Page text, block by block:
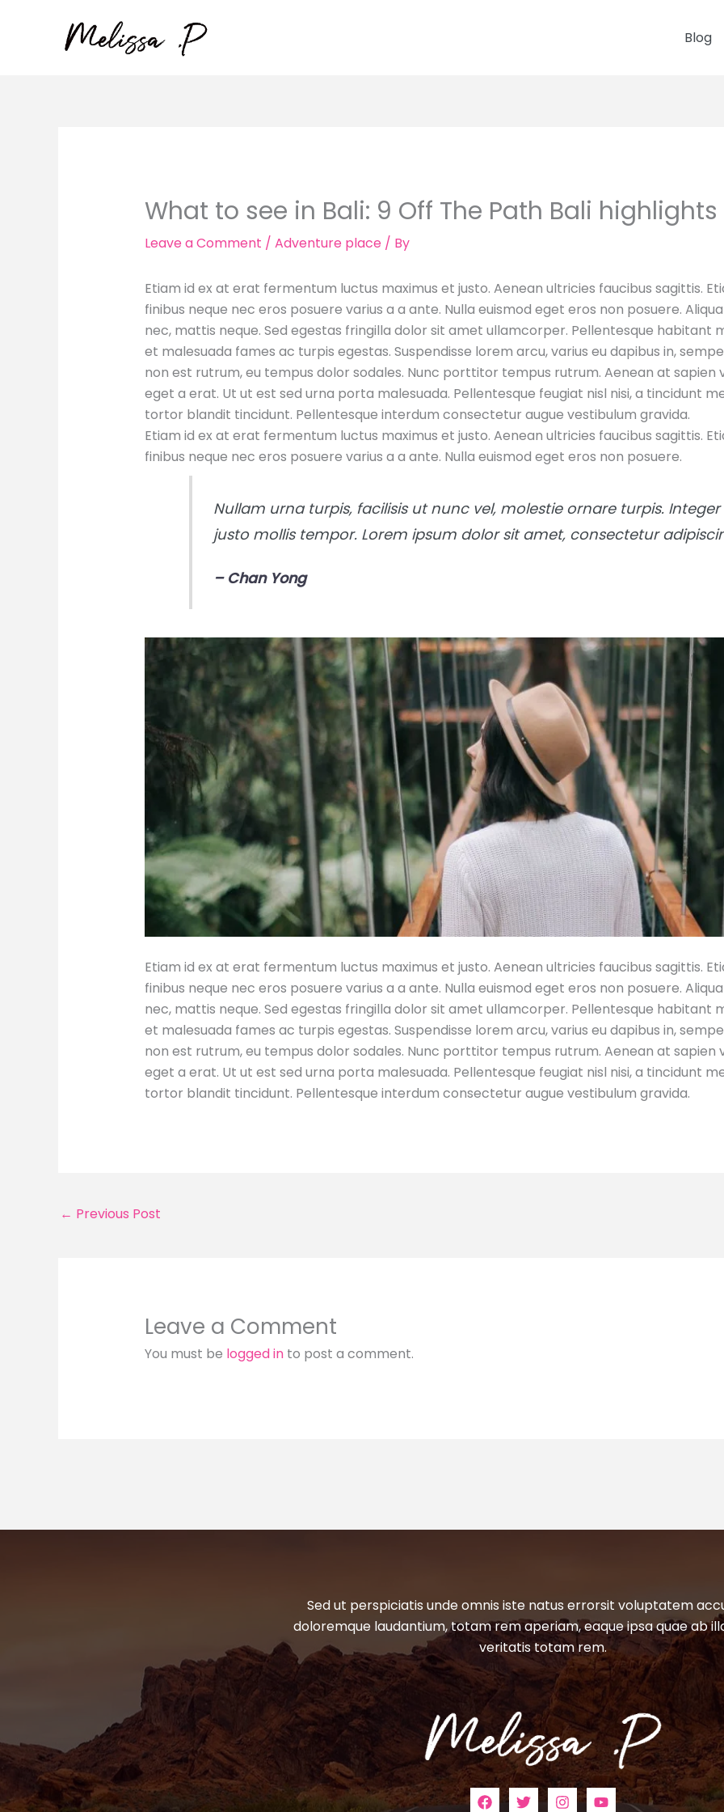
Blog
What to see in Bali: 9 Off The Path Bali
Leave a Comment / Adventure place / By
Etiam id ex at erat fermentum luctus maximus et justo. Aenean ultricies faucibus sagittis.
finibus neque nec eros posuere varius a a ante. Nulla euismod eget eros non posuere.
nec, mattis neque. Sed egestas fringilla dolor sit amet ullamcorper. Pellentesque habitant
et malesuada fames ac turpis egestas. Suspendisse lorem arcu, varius eu dapibus in,
non est rutrum, eu tempus dolor sodales. Nunc porttitor tempus rutrum. Aenean at sapien
eget a erat. Ut ut est sed urna porta malesuada. Pellentesque feugiat nisl nisi, a tincidunt
tortor blandit tincidunt. Pellentesque interdum consectetur augue vestibulum gravida.
Etiam id ex at erat fermentum luctus maximus et justo. Aenean ultricies faucibus sagittis.
finibus neque nec eros posuere varius a a ante. Nulla euismod eget eros non posuere.
Nullam urna turpis, facilisis ut nunc vel, molestie ornare turpis.
justo mollis tempor. Lorem ipsum dolor sit amet, consectetur
– Chan Yong
Etiam id ex at erat fermentum luctus maximus et justo. Aenean ultricies faucibus sagittis.
finibus neque nec eros posuere varius a a ante. Nulla euismod eget eros non posuere.
nec, mattis neque. Sed egestas fringilla dolor sit amet ullamcorper. Pellentesque habitant
et malesuada fames ac turpis egestas. Suspendisse lorem arcu, varius eu dapibus in,
non est rutrum, eu tempus dolor sodales. Nunc porttitor tempus rutrum. Aenean at sapien
eget a erat. Ut ut est sed urna porta malesuada. Pellentesque feugiat nisl nisi, a tincidunt
tortor blandit tincidunt. Pellentesque interdum consectetur augue vestibulum gravida.
← Previous Post
Leave a Comment
You must be logged into post a comment.
Sed ut perspiciatis unde omnis iste natus errorsit voluptatem
doloremque laudantium, totam rem aperiam, eaque ipsa quae ab
veritatis totam rem.